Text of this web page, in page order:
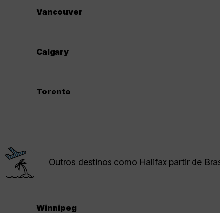
Vancouver
Calgary
Toronto
Outros destinos como Halifax partir de
Winnipeg